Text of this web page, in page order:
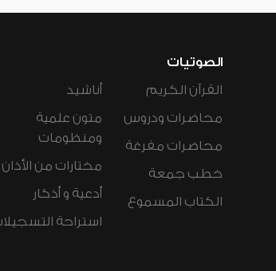
الصوتيات
القرآن الكريم
محاضرات ودروس
محاضرات مفرغة
خطب جمعة
الكتاب المسموع
أناشيد
متون علمية
ومنظومات
مختارات من الأذان
أدعية و أذكار
استراحة